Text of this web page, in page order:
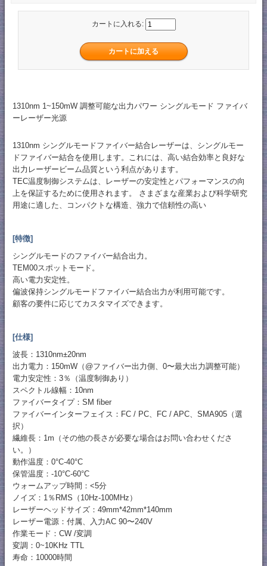
カートに入れる:
1310nm 1~150mW 調整可能な出力パワー シングルモード ファイバ
ーレーザー光源
1310nm シングルモードファイバー結合レーザーは、シングルモー
ドファイバー結合を使用します。これには、高い結合効率と良好な
出力レーザービーム品質という利点があります。
TEC温度制御システムは、レーザーの安定性とパフォーマンスの向
上を保証するために使用されます。 さまざまな産業および科学研究
用途に適した、コンパクトな構造、強力で信頼性の高い
[特徴]
シングルモードのファイバー結合出力。
TEM00スポットモード。
高い電力安定性。
偏波保持シングルモードファイバー結合出力が利用可能です。
顧客の要件に応じてカスタマイズできます。
[仕様]
波長：1310nm±20nm
出力電力：150mW（@ファイバー出力側、0〜最大出力調整可能）
電力安定性：3％（温度制御あり）
スペクトル線幅：10nm
ファイバータイプ：SM fiber
ファイバーインターフェイス：FC / PC、FC / APC、SMA905（選
択）
繊維長：1m（その他の長さが必要な場合はお問い合わせくださ
い。）
動作温度：0°C-40°C
保管温度：-10°C-60°C
ウォームアップ時間：<5分
ノイズ：1％RMS（10Hz-100MHz）
レーザーヘッドサイズ：49mm*42mm*140mm
レーザー電源：付属、入力AC 90〜240V
作業モード：CW /変調
変調：0~10KHz TTL
寿命：10000時間